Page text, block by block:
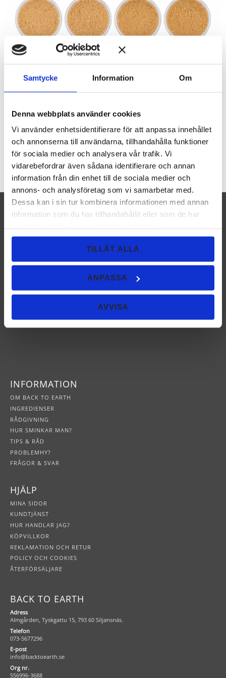
Samtycke Information Om
Denna webbplats använder cookies
Vi använder enhetsidentifierare för att anpassa innehållet
och annonserna till användarna, tillhandahålla funktioner
för sociala medier och analysera vår trafik. Vi
vidarebefordrar även sådana identifierare och annan
information från din enhet till de sociala medier och
annons- och analysföretag som vi samarbetar med.
Dessa kan i sin tur kombinera informationen med annan
information som du har tillhandahållit eller som de har
TILLÅT ALLA
ANPASSA
AVVISA
sommaren.
N9 passar dig som har en mörkare hudton.
NYANSER:
blek hudton.
N1 passar dig med mycket ljus hudton.
N3 passar dig med neutral medium ton i hyn.
N4 passar dig med medium/brun ton i hyn.
N5 passar dig som har en naturligt brun hudton.
N7 passar dig som har mycket pigment och lätt blir brun på
sommaren.
N9 passar dig som har en mörkare hudton.
NYHETSBREV
PRENUMERERA
Dina personuppgifter behandlas i enlighet med vår
INFORMATION
OM BACK TO EARTH
INGREDIENSER
RÅDGIVNING
HUR SMINKAR MAN?
TIPS & RÅD
PROBLEMHY?
FRÅGOR & SVAR
HJÄLP
MINA SIDOR
KUNDTJÄNST
HUR HANDLAR JAG?
KÖPVILLKOR
REKLAMATION OCH RETUR
POLICY OCH COOKIES
ÅTERFÖRSÄLJARE
BACK TO EARTH
Adress
Almgården, Tyskgattu 15, 793 60 Siljansnäs.
Telefon
073-5677296
E-post
info@backtoearth.se
Org nr.
556996-3688